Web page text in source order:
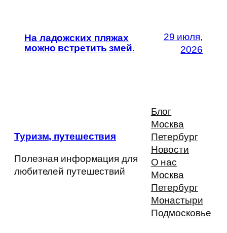
На ладожских пляжах
можно встретить змей.
29 июля,
2026
Туризм, путешествия
Полезная информация для
любителей путешествий
Блог
Москва
Петербург
Новости
О нас
Москва
Петербург
Монастыри
Подмосковье